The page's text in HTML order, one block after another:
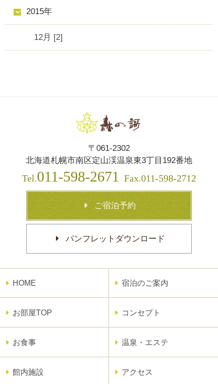
2015年
12月 [2]
〒061-2302
北海道札幌市南区定山渓温泉東3丁目192番地
Tel.011-598-2671 Fax.011-598-2712
ご宿泊予約
パンフレットダウンロード
HOME 宿泊のご案内
お部屋TOP コンセプト
お食事 温泉・エステ
館内施設 アクセス